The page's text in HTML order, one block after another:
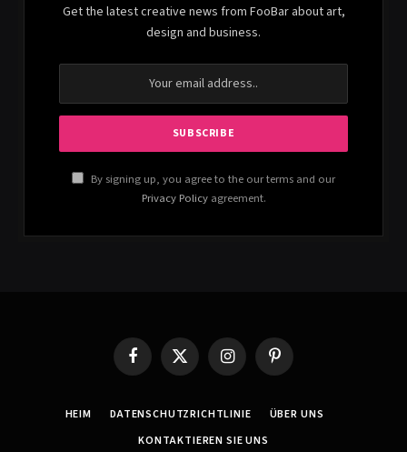
Get the latest creative news from FooBar about art,
design and business.
By signing up, you agree to the our terms and our
Privacy Policyagreement.
FacebookX
(Twitter)
InstagramPinterest
HEIM DATENSCHUTZRICHTLINIE
ÜBER UNS
KONTAKTIEREN SIE UNS